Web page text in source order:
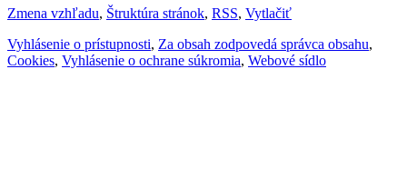
Zmena vzhľadu, Štruktúra stránok, RSS, Vytlačiť
Vyhlásenie o prístupnosti, Za obsah zodpovedá správca obsahu,
Cookies, Vyhlásenie o ochrane súkromia, Webové sídlo